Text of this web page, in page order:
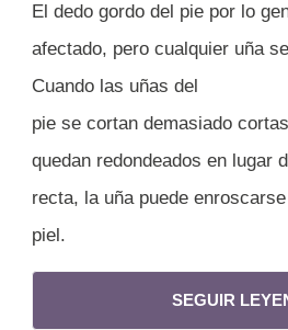
El dedo gordo del pie por lo
afectado, pero cualquier uña
Cuando las uñas del
pie se cortan demasiado
quedan redondeados en lugar
recta, la uña puede
piel.
SEGUIR